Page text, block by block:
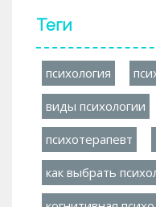
Теги
психология
виды психологии
психотерапевт
как выбрать